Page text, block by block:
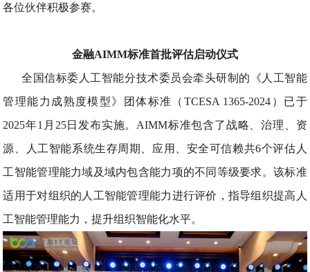
各位伙伴积极参赛。
金融AIMM标准首批评估启动仪式
全国信标委人工智能分技术委员会牵头研制的《人工智能
管理能力成熟度模型》团体标准（TCESA 1365-2024）已于
2025年1月25日发布实施。AIMM标准包含了战略、治理、资
源、人工智能系统生存周期、应用、安全可信赖共6个评估人
工智能管理能力域及域内包含能力项的不同等级要求。该标准
适用于对组织的人工智能管理能力进行评价，指导组织提高人
工智能管理能力，提升组织智能化水平。